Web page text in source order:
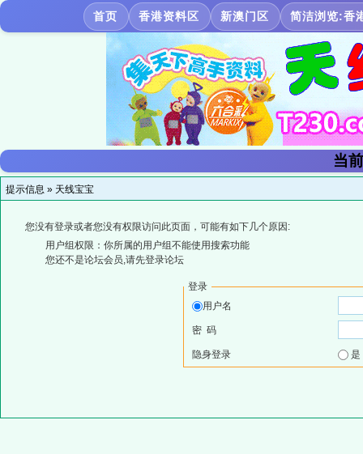
首页 香港资料区 新澳门区 简洁浏览:香
当
提示信息 » 天线宝宝
您没有登录或者您没有权限访问此页面，可能有如下几个原因:
用户组权限：你所属的用户组不能使用搜索功能
您还不是论坛会员,请先登录论坛
登录
用户名
密 码
隐身登录